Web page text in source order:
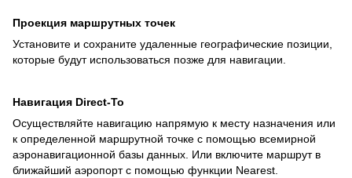
Проекция маршрутных точек
Установите и сохраните удаленные географические позиции,
которые будут использоваться позже для навигации.
Навигация Direct-To
Осуществляйте навигацию напрямую к месту назначения или
к определенной маршрутной точке с помощью всемирной
аэронавигационной базы данных. Или включите маршрут в
ближайший аэропорт с помощью функции Nearest.